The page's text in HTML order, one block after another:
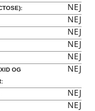
NEJ
NEJ
NEJ
NEJ
NEJ
OG
NEJ
NEJ
NEJ